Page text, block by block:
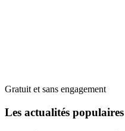
Gratuit et sans engagement
Les actualités populaires